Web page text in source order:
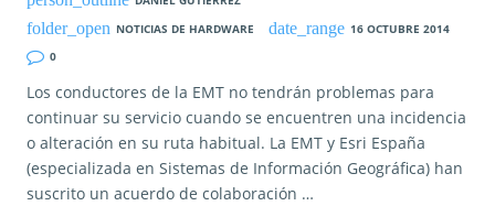
NOTICIAS DE HARDWARE
16 OCTUBRE 2014
0
Los conductores de la EMT no tendrán problemas para
continuar su servicio cuando se encuentren una incidencia
o alteración en su ruta habitual. La EMT y Esri España
(especializada en Sistemas de Información Geográfica) han
suscrito un acuerdo de colaboración …